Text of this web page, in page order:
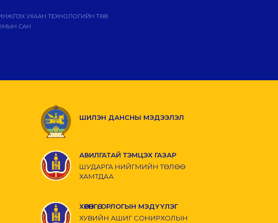
УХААН ТЕХНОЛОГИЙН ТӨВ
САН
ШИЛЭН ДАНСНЫ МЭДЭЭЛЭЛ
АВИЛГАТАЙ ТЭМЦЭХ ГАЗАР
ШУДАРГА НИЙГМИЙН ТӨЛӨӨ
ХАМТДАА
ХӨРӨНГӨ, ОРЛОГЫН МЭДҮҮЛЭГ
ХУВИЙН АШИГ СОНИРХОЛЫН